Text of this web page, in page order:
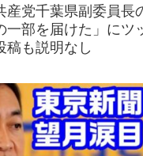
産党千葉県副委員長
一部を届けた」にツ
稿も説明なし